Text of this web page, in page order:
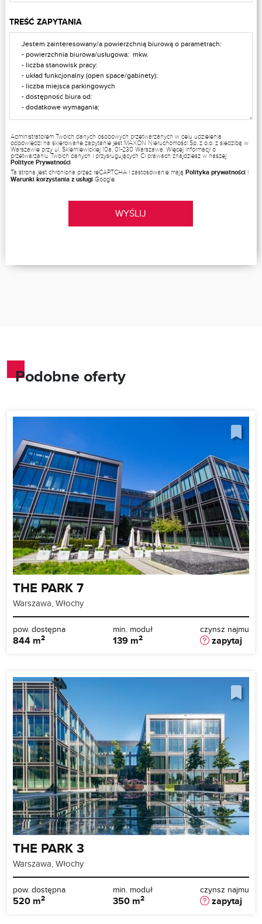
TREŚĆ ZAPYTANIA
Administratorem Twoich danych osobowych przetwarzanych w celu udzielenia
odpowiedzi na skierowane zapytanie jest MAXON Nieruchomości Sp. z o.o. z siedzibą w
Warszawie przy ul. Skierniewickiej 10a, 01-230 Warszawa. Więcej informacji o
przetwarzaniu Twoich danych i przysługujących Ci prawach znajdziesz w naszej
Polityce Prywatności
Ta strona jest chroniona przez reCAPTCHA i zastosowanie mają Polityka prywatności i
Warunki korzystania z usługi Google.
WYŚLIJ
Podobne oferty
THE PARK 7
Warszawa, Włochy
pow. dostępna
844 m2
min. moduł
139 m2
czynsz najmu
zapytaj
THE PARK 3
Warszawa, Włochy
pow. dostępna
520 m2
min. moduł
350 m2
czynsz najmu
zapytaj